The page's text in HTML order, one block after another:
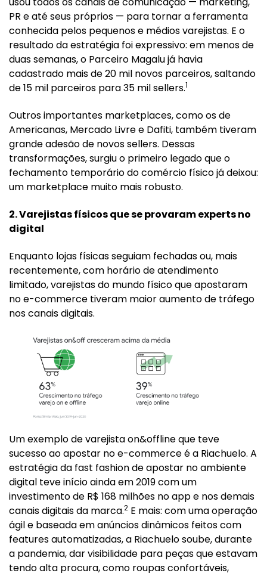
PR e até seus próprios — para tornar a ferramenta
conhecida pelos pequenos e médios varejistas. E o
resultado da estratégia foi expressivo: em menos de
duas semanas, o Parceiro Magalu já havia
cadastrado mais de 20 mil novos parceiros, saltando
de 15 mil parceiros para 35 mil sellers.1
Outros importantes marketplaces, como os de
Americanas, Mercado Livre e Dafiti, também tiveram
grande adesão de novos sellers. Dessas
transformações, surgiu o primeiro legado que o
fechamento temporário do comércio físico já deixou:
um marketplace muito mais robusto.
2. Varejistas físicos que se provaram experts no
digital
Enquanto lojas físicas seguiam fechadas ou, mais
recentemente, com horário de atendimento
limitado, varejistas do mundo físico que apostaram
no e-commerce tiveram maior aumento de tráfego
nos canais digitais.
Um exemplo de varejista on&offline que teve
sucesso ao apostar no e-commerce é a Riachuelo. A
estratégia da fast fashion de apostar no ambiente
digital teve início ainda em 2019 com um
investimento de R$ 168 milhões no app e nos demais
canais digitais da marca.2 E mais: com uma operação
ágil e baseada em anúncios dinâmicos feitos com
features automatizadas, a Riachuelo soube, durante
a pandemia, dar visibilidade para peças que estavam
tendo alta procura, como roupas confortáveis,